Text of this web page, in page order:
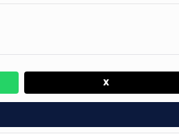
quetrês equipes
primeiras tentativas, a mulher,
a mulher finalmente aceitou
surpreendente veio à tona: ela
paranaense, trazendo um
X